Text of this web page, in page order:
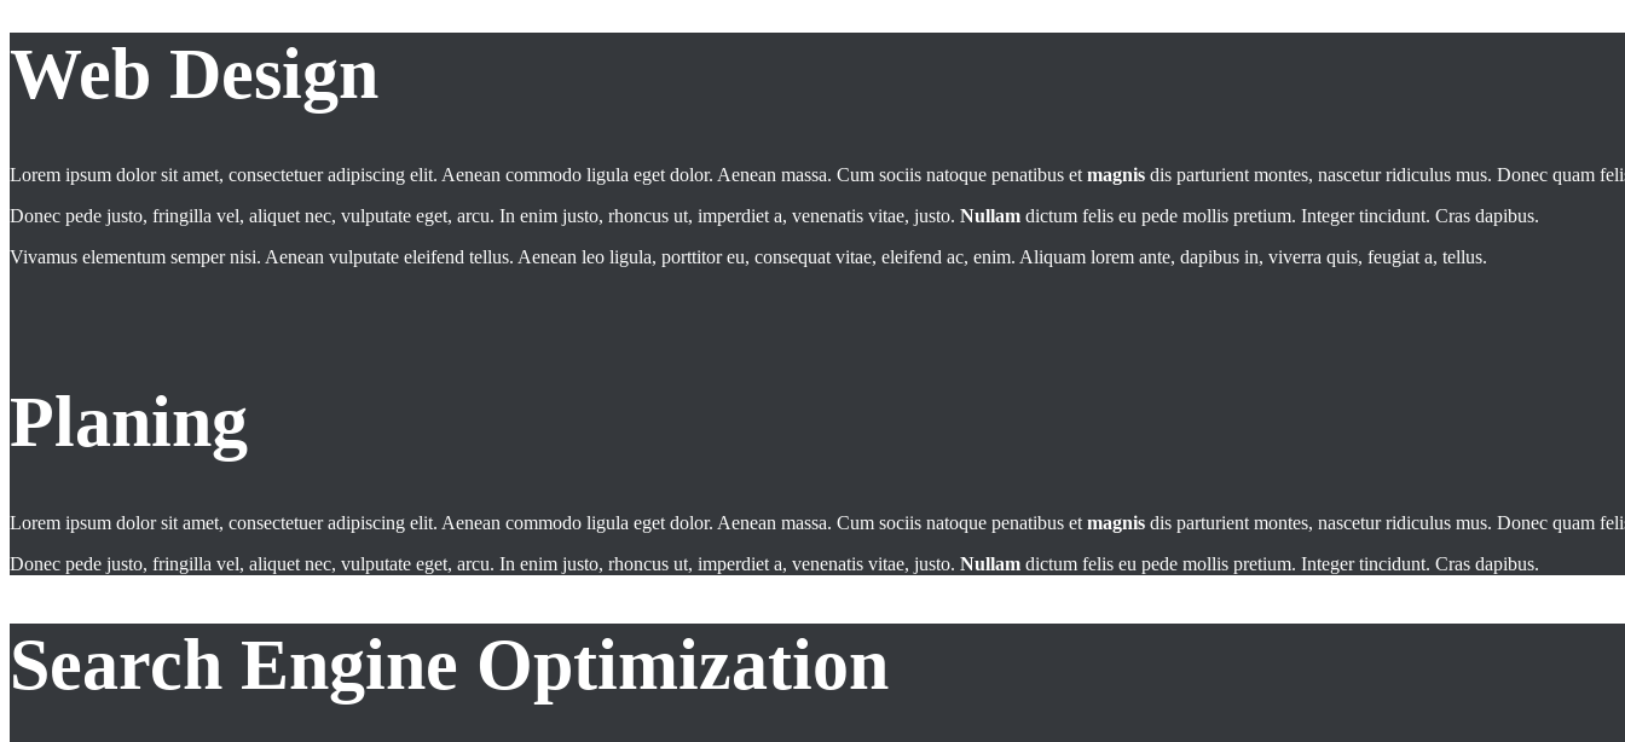
Web Design
Lorem ipsum dolor sit amet, consectetuer adipiscing elit. Aenean commodo ligula eget dolor. Aenean massa. Cum sociis natoque penatibus et magnis dis parturient montes, nascetur ridiculus mus. Donec quam
Donec pede justo, fringilla vel, aliquet nec, vulputate eget, arcu. In enim justo, rhoncus ut, imperdiet a, venenatis vitae, justo. Nullam dictum felis eu pede mollis pretium. Integer tincidunt. Cras dapibus.
Vivamus elementum semper nisi. Aenean vulputate eleifend tellus. Aenean leo ligula, porttitor eu, consequat vitae, eleifend ac, enim. Aliquam lorem ante, dapibus in, viverra quis, feugiat a, tellus.
Planing
Lorem ipsum dolor sit amet, consectetuer adipiscing elit. Aenean commodo ligula eget dolor. Aenean massa. Cum sociis natoque penatibus et magnis dis parturient montes, nascetur ridiculus mus. Donec quam
Donec pede justo, fringilla vel, aliquet nec, vulputate eget, arcu. In enim justo, rhoncus ut, imperdiet a, venenatis vitae, justo. Nullam dictum felis eu pede mollis pretium. Integer tincidunt. Cras dapibus.
Search Engine Optimization